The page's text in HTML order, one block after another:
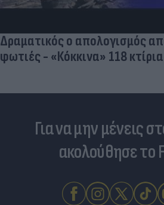
Δραματικός ο απολογισμός
φωτιές - «Κόκκινα» 118
Για να μην μένεις
ακολούθησε το